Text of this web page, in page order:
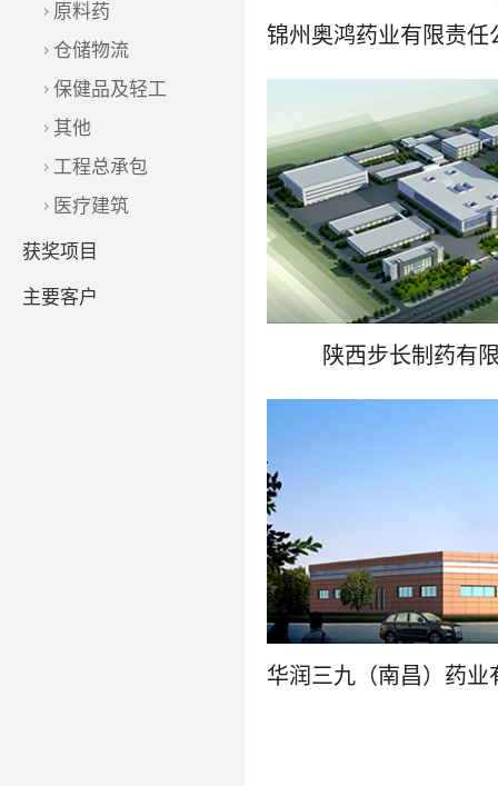
原料药
仓储物流
保健品及轻工
其他
工程总承包
医疗建筑
获奖项目
主要客户
了解更多
陕西步长制药有